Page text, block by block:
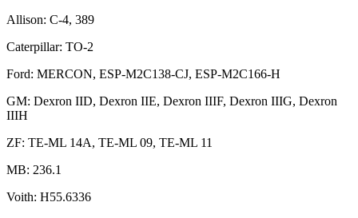
Allison: C-4, 389
Caterpillar: TO-2
Ford: MERCON, ESP-M2C138-CJ, ESP-M2C166-H
GM: Dexron IID, Dexron IIE, Dexron IIIF, Dexron IIIG, Dexron
IIIH
ZF: TE-ML 14A, TE-ML 09, TE-ML 11
MB: 236.1
Voith: H55.6336